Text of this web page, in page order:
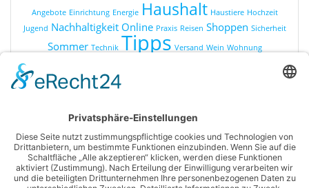
Angebote Einrichtung Energie Haushalt Haustiere Hochzeit
Jugend Nachhaltigkeit Online Praxis Reisen Shoppen Sicherheit
Sommer Technik Tipps Versand Wein Wohnung
Online Shopping
Produkte
Ratgeber